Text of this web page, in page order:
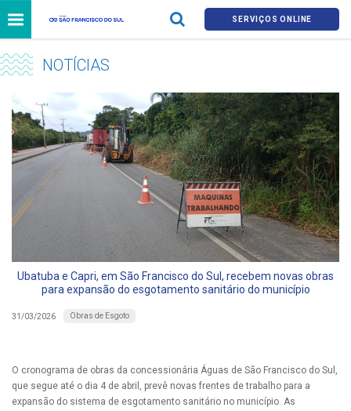
SERVIÇOS ONLINE
NOTÍCIAS
Ubatuba e Capri, em São Francisco do Sul, recebem novas obras
para expansão do esgotamento sanitário do município
31/03/2026 Obras de Esgoto
O cronograma de obras da concessionária Águas de São Francisco do Sul,
que segue até o dia 4 de abril, prevê novas frentes de trabalho para a
expansão do sistema de esgotamento sanitário no município. As